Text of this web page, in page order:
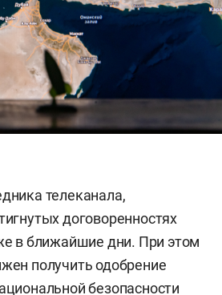
телеканала,
договоренностях
в ближайшие дни. При этом
получить одобрение
безопасности